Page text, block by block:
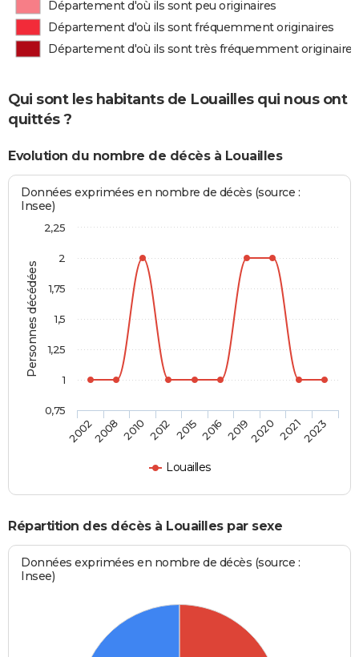
Département d'où ils sont peu originaires
Département d'où ils sont fréquemment originaires
Département d'où ils sont très fréquemment originaires
Qui sont les habitants de Louailles qui nous ont
quittés ?
Evolution du nombre de décès à Louailles
Personnes décédées
Données exprimées en nombre de décès (source :
Insee)
Louailles
20022008 2010 2012 2015 2016 20192020 20212023
0,75
1
1,25
1,5
1,75
2
2,25
Répartition des décès à Louailles par sexe
Données exprimées en nombre de décès (source :
Insee)